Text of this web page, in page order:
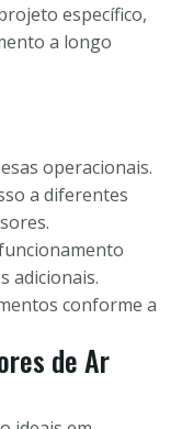
específico,
a longo
operacionais.
a diferentes
adicionais.
conforme a
de Ar